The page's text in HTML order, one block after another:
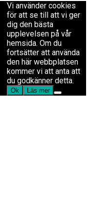
Vi använder cookies
för att se till att vi ger
dig den bästa
upplevelsen på vår
hemsida. Om du
fortsätter att använda
den här webbplatsen
kommer vi att anta att
du godkänner detta.
Ok Läs mer